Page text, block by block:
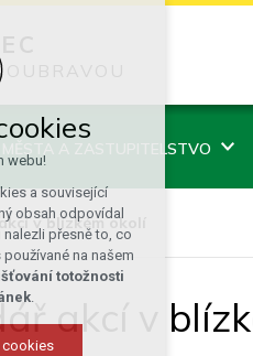
MĚSTA A ZASTUPITELSTVO
v blízkém okolí
akcí v
webu!
a související
obsah odpovídal
přesně to, co
na našem
totožnosti
.
cookies